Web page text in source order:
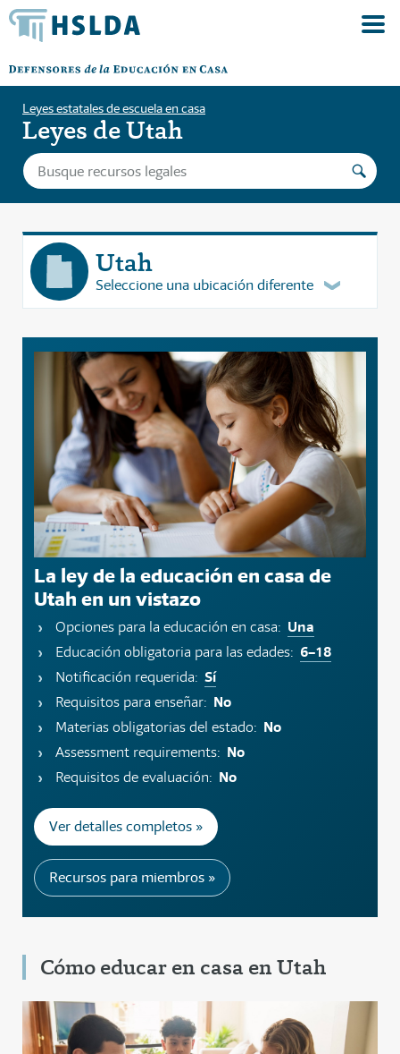
Leyes estatales de escuela en casa
Leyes de Utah
Utah
Seleccione una ubicación diferente
La ley de la educación en casa de
Utah en un vistazo
Opciones para la educación en casa: Una
Educación obligatoria para las edades: 6–18
Notificación requerida: Sí
Requisitos para enseñar: No
Materias obligatorias del estado: No
Assessment requirements: No
Requisitos de evaluación: No
Ver detalles completos »
Recursos para miembros »
Cómo educar en casa en Utah